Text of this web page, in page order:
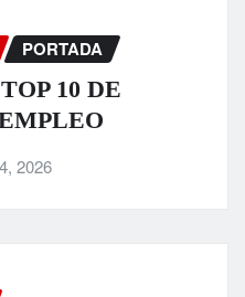
PORTADA
10 DE
2026